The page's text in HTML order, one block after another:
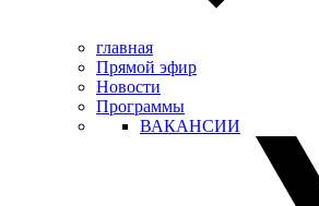
главная
Прямой эфир
Новости
Программы
ВАКАНСИИ